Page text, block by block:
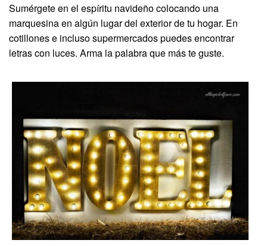
Sumérgete en el espíritu navideño colocando una
marquesina en algún lugar del exterior de tu hogar. En
cotillones e incluso supermercados puedes encontrar
letras con luces. Arma la palabra que más te guste.